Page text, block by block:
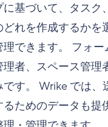
基づいて、タスク
れを作成するかを
できます。 フォー
者、スペース管理
す。 Wrike では、
ためのデータも提